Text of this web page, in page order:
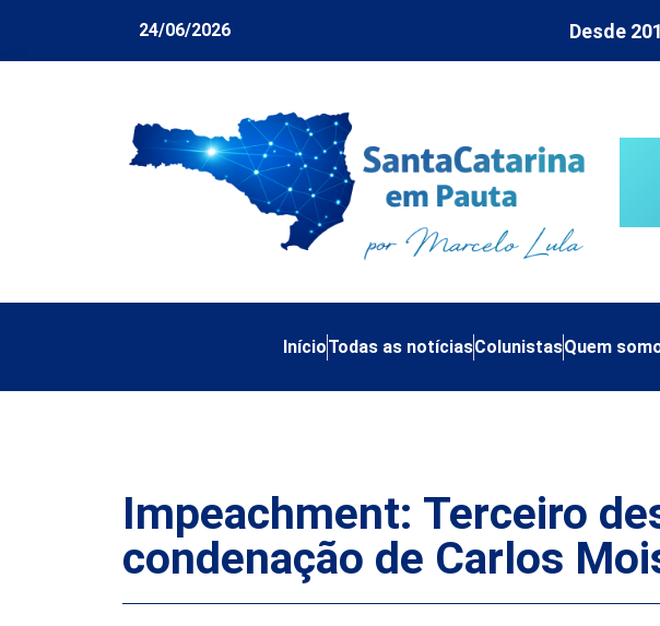
24/06/2026 Desde
InícioTodas as notíciasColunistasQuem
Impeachment: Terceiro
condenação de Carlos